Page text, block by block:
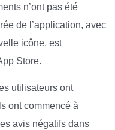
n’ont pas été
de l’application, avec
icône, est
Store.
utilisateurs ont
ont commencé à
avis négatifs dans